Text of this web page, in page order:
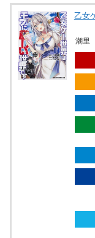
乙女
潮里